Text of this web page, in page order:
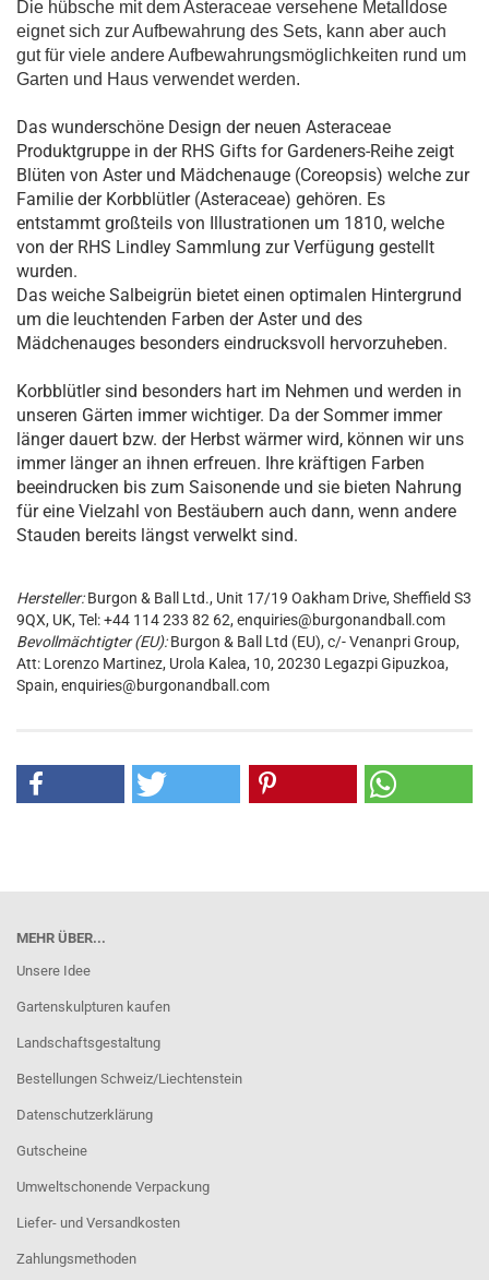
Die hübsche mit dem Asteraceae versehene Metalldose
eignet sich zur Aufbewahrung des Sets, kann aber auch
gut für viele andere Aufbewahrungsmöglichkeiten rund um
Garten und Haus verwendet werden.
Das wunderschöne Design der neuen Asteraceae
Produktgruppe in der RHS Gifts for Gardeners-Reihe zeigt
Blüten von Aster und Mädchenauge (Coreopsis) welche zur
Familie der Korbblütler (Asteraceae) gehören. Es
entstammt großteils von Illustrationen um 1810, welche
von der RHS Lindley Sammlung zur Verfügung gestellt
wurden.
Das weiche Salbeigrün bietet einen optimalen Hintergrund
um die leuchtenden Farben der Aster und des
Mädchenauges besonders eindrucksvoll hervorzuheben.
Korbblütler sind besonders hart im Nehmen und werden in
unseren Gärten immer wichtiger. Da der Sommer immer
länger dauert bzw. der Herbst wärmer wird, können wir uns
immer länger an ihnen erfreuen. Ihre kräftigen Farben
beeindrucken bis zum Saisonende und sie bieten Nahrung
für eine Vielzahl von Bestäubern auch dann, wenn andere
Stauden bereits längst verwelkt sind.
Hersteller:Burgon & Ball Ltd., Unit 17/19 Oakham Drive, Sheffield S3
9QX, UK, Tel: +44 114 233 82 62, enquiries@burgonandball.com
Bevollmächtigter (EU):Burgon & Ball Ltd (EU), c/- Venanpri Group,
Att: Lorenzo Martinez, Urola Kalea, 10, 20230 Legazpi Gipuzkoa,
Spain, enquiries@burgonandball.com
MEHR ÜBER...
Unsere Idee
Gartenskulpturen kaufen
Landschaftsgestaltung
Bestellungen Schweiz/Liechtenstein
Datenschutzerklärung
Gutscheine
Umweltschonende Verpackung
Liefer- und Versandkosten
Zahlungsmethoden